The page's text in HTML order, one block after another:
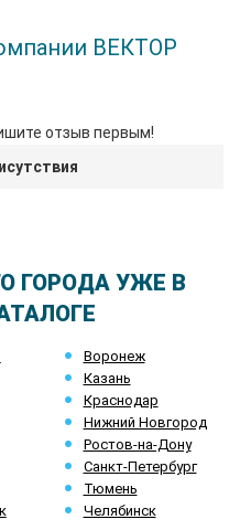
ВЕКТОР
отзыв первым!
ГОРОДА УЖЕ В
Воронеж
Казань
Краснодар
Нижний Новгород
Ростов-на-Дону
Санкт-Петербург
Тюмень
Челябинск